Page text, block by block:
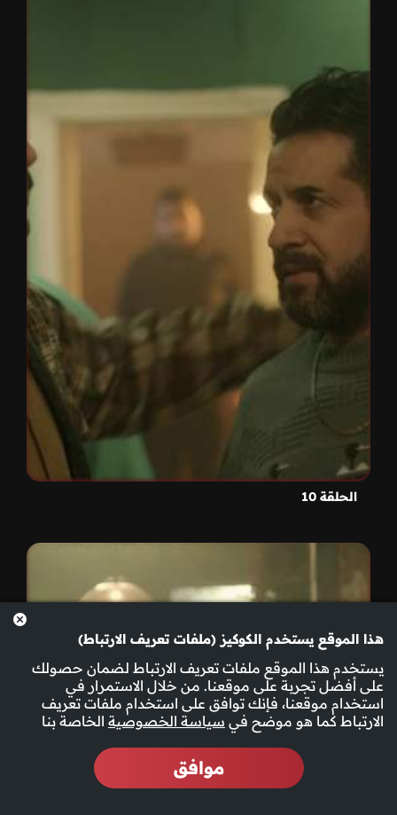
الحلقة 10
هذا الموقع يستخدم الكوكيز (ملفات تعريف الارتباط)
يستخدم هذا الموقع ملفات تعريف الارتباط لضمان حصولك
على أفضل تجربة على موقعنا. من خلال الاستمرار في
استخدام موقعنا، فإنك توافق على استخدام ملفات تعريف
الارتباط كما هو موضح في سياسة الخصوصية الخاصة بنا
موافق